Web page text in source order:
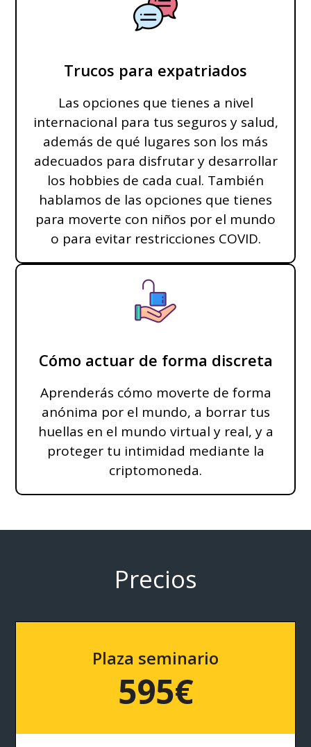
Trucos para expatriados
Las opciones que tienes a nivel
internacional para tus seguros y salud,
además de qué lugares son los más
adecuados para disfrutar y desarrollar
los hobbies de cada cual. También
hablamos de las opciones que tienes
para moverte con niños por el mundo
o para evitar restricciones COVID.
Cómo actuar de forma discreta
Aprenderás cómo moverte de forma
anónima por el mundo, a borrar tus
huellas en el mundo virtual y real, y a
proteger tu intimidad mediante la
criptomoneda.
Precios
Plaza seminario
595€